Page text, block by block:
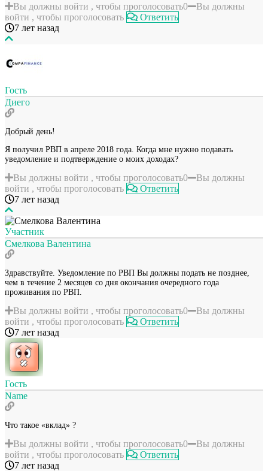
Вы должны войти , чтобы проголосовать0
Вы должны
войти , чтобы проголосовать
Ответить
7 лет назад
Гость
Диего
Добрый день!
Я получил РВП в апреле 2018 года. Когда мне нужно подавать
уведомление и подтверждение о моих доходах?
Вы должны войти , чтобы проголосовать0
Вы должны
войти , чтобы проголосовать
Ответить
7 лет назад
Участник
Смелкова Валентина
Здравствуйте. Уведомление по РВП Вы должны подать не позднее,
чем в течение 2 месяцев со дня окончания очередного года
проживания по РВП.
Вы должны войти , чтобы проголосовать0
Вы должны
войти , чтобы проголосовать
Ответить
7 лет назад
Гость
Name
Что такое «вклад» ?
Вы должны войти , чтобы проголосовать0
Вы должны
войти , чтобы проголосовать
Ответить
7 лет назад